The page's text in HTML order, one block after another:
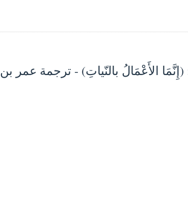
(5) حديثُ: (إِنَّمَا الأَعْمَالُ بالنّياتِ) - ترجمة عمر بن